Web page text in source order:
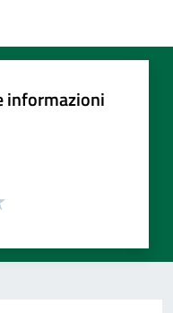
informazioni